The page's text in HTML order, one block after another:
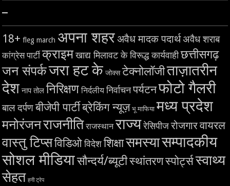
–
18+ fleg march अपना शहरअवैध मादक पदार्थअवैध शराब
कांग्रेस पार्टी क्राइमखाद्य मिलावट के विरूद्ध कार्यवाहीछत्तीसगढ़
जन संपर्कजरा हट के जोक्स टेक्नोलॉजीताज़ातरीन
देश नाप तोल निरिक्षण निर्दलीय निर्वाचनपर्यटनफोटो गैलरी
बाल दर्पणबीजेपी पार्टीब्रेकिंग न्यूज़ भू माफिया मध्य प्रदेश
मनोरंजनराजनीति राजस्थान राज्यरेसिपीज रोजगारवायरल
वास्तु टिप्सविडिओ विदेश शिक्षासमस्यासम्पादकीय
सोशल मीडियासौन्दर्य/ब्यूटीस्थांतरणस्पोर्ट्सस्वाथ्य
सेहत हनी ट्रेप